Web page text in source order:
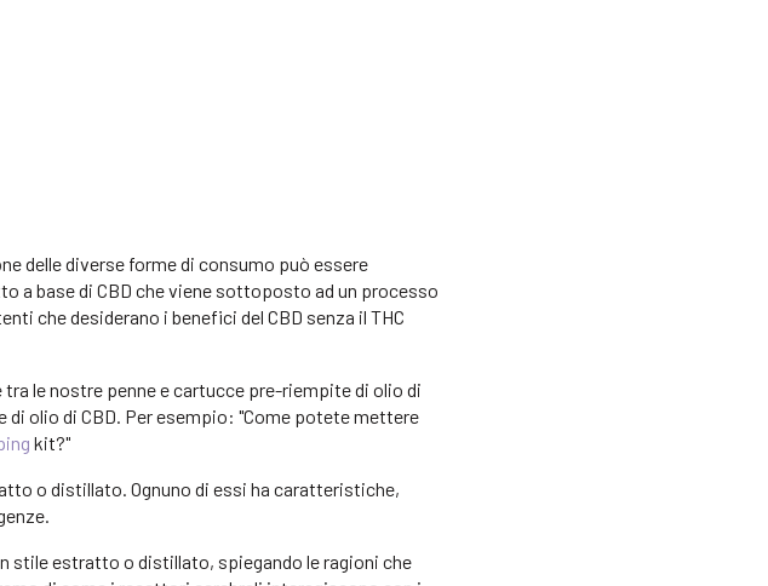
delle diverse forme di consumo può essere
a base di CBD che viene sottoposto ad un processo
che desiderano i benefici del CBD senza il THC
le nostre penne e cartucce pre-riempite di olio di
di olio di CBD. Per esempio: "Come potete mettere
kit?"
o distillato. Ognuno di essi ha caratteristiche,
stile estratto o distillato, spiegando le ragioni che